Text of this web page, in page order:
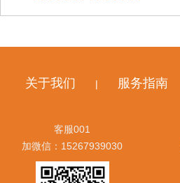
关于我们 | 服务指南
客服001
加微信：15267939030